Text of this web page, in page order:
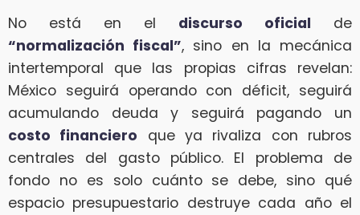
No está en el discurso oficial de
“normalización fiscal”, sino en la mecánica
intertemporal que las propias cifras revelan:
México seguirá operando con déficit, seguirá
acumulando deuda y seguirá pagando un
costo financiero que ya rivaliza con rubros
centrales del gasto público. El problema de
fondo no es solo cuánto se debe, sino qué
espacio presupuestario destruye cada año el